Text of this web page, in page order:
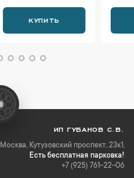
КУПИТЬ
ИП ГУБАНОВ С.В.
Москва, Кутузовский проспект, 23к1,
Есть бесплатная парковка!
+7 (925) 761-22-06